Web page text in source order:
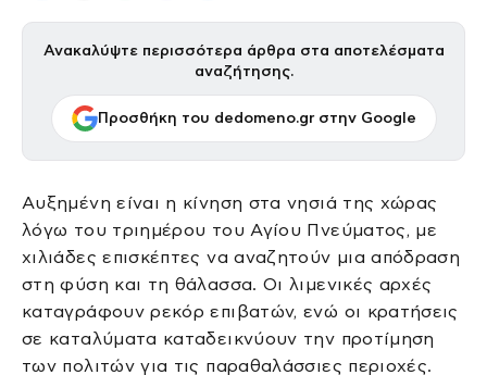
Ανακαλύψτε περισσότερα άρθρα στα αποτελέσματα
αναζήτησης.
Προσθήκη του dedomeno.gr στην Google
Αυξημένη είναι η κίνηση στα νησιά της χώρας
λόγω του τριημέρου του Αγίου Πνεύματος, με
χιλιάδες επισκέπτες να αναζητούν μια απόδραση
στη φύση και τη θάλασσα. Οι λιμενικές αρχές
καταγράφουν ρεκόρ επιβατών, ενώ οι κρατήσεις
σε καταλύματα καταδεικνύουν την προτίμηση
των πολιτών για τις παραθαλάσσιες περιοχές.